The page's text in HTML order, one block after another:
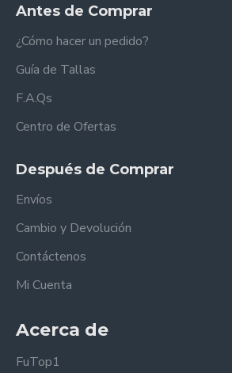
Antes de Comprar
¿Cómo hacer un pedido?
Guía de Tallas
F.A.Qs
Centro de Ofertas
Después de Comprar
Envíos
Cambio y Devolución
Contáctenos
Mi Cuenta
Acerca de
FuTop1